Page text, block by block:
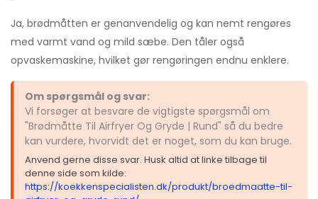
Ja, brødmåtten er genanvendelig og kan nemt rengøres
med varmt vand og mild sæbe. Den tåler også
opvaskemaskine, hvilket gør rengøringen endnu enklere.
Om spørgsmål og svar:
Vi forsøger at besvare de vigtigste spørgsmål om
"Brødmåtte Til Airfryer Og Gryde | Rund" så du bedre
kan vurdere, hvorvidt det er noget, som du kan bruge.
Anvend gerne disse svar. Husk altid at linke tilbage til
denne side som kilde:
https://koekkenspecialisten.dk/produkt/broedmaatte-til-